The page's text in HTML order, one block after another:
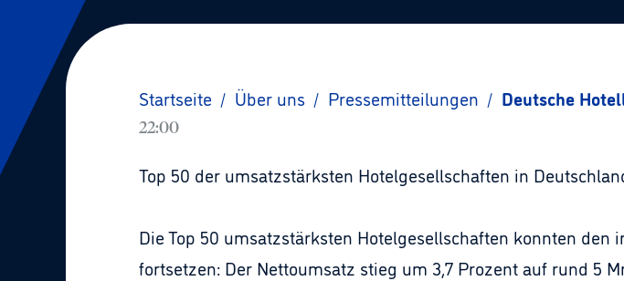
Startseite / Über uns / Pressemitteilungen / Deutsche
22:00
Top 50 der umsatzstärksten Hotelgesellschaften in
Die Top 50 umsatzstärksten Hotelgesellschaften konnten
fortsetzen: Der Nettoumsatz stieg um 3,7 Prozent auf rund 5